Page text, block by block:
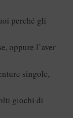
perché gli
oppure l’aver
singole,
giochi di